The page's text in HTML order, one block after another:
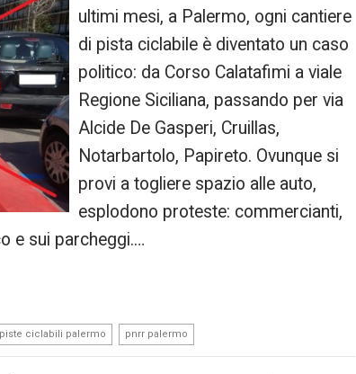
ultimi mesi, a Palermo, ogni cantiere
di pista ciclabile è diventato un caso
politico: da Corso Calatafimi a viale
Regione Siciliana, passando per via
Alcide De Gasperi, Cruillas,
Notarbartolo, Papireto. Ovunque si
provi a togliere spazio alle auto,
esplodono proteste: commercianti,
e sui parcheggi.…
piste ciclabili palermo pnrr palermo